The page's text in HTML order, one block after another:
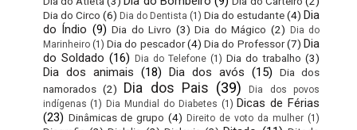
Dia do Circo (6) Dia do Dentista (1) Dia do estudante(4) Dia
do Índio (9) Dia do Livro (3) Dia do Mágico (2) Dia do
Marinheiro (1) Dia do pescador (4) Dia do Professor (7) Dia
do Soldado (16) Dia do Telefone (1) Dia do trabalho (3)
Dia dos animais (18) Dia dos avós (15)
Dia dos
namorados (2) Dia dos Pais (39)
Dia dos povos
indígenas (1) Dia Mundial do Diabetes (1) Dicas de Férias
(23) Dinâmicas de grupo (4) Direito de voto da mulher (1)